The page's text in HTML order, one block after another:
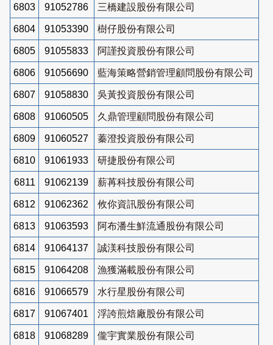
6803 91052786 三橋建設股份有限公司
6804 91053390 樹仔股份有限公司
6805 91055833 阿謹投資股份有限公司
6806 91056690 藍海策略營銷管理顧問股份有限公司
6807 91058830 吳黃投資股份有限公司
6808 91060505 久鼎管理顧問股份有限公司
6809 91060527 蓁澄投資股份有限公司
6810 91061933 研捷股份有限公司
6811 91062139 薪苒科技股份有限公司
6812 91062362 攸你資訊股份有限公司
6813 91063593 阿布潘生鮮流通股份有限公司
6814 91064137 誠渼科技股份有限公司
6815 91064208 漁獲滿載股份有限公司
6816 91066579 水行星股份有限公司
6817 91067401 浮誇煎焙廠股份有限公司
6818 91068289 儱宇實業股份有限公司